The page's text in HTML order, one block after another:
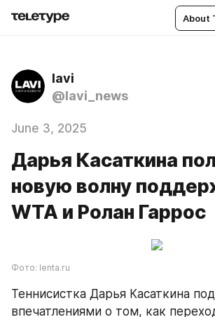
About
lavi
@lavi_news
June 3, 2025
Дарья Касаткина
новую волну
WTA и Ролан Гаррос
Фото: lenta.ru
Теннисистка Дарья Касаткина
впечатлениями о том, как